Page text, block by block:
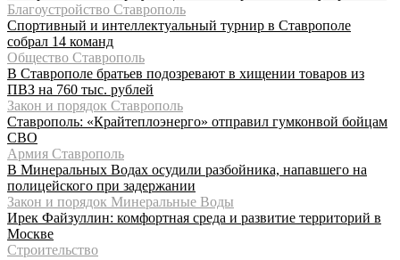
Благоустройство Ставрополь
Спортивный и интеллектуальный турнир в Ставрополе
собрал 14 команд
Общество Ставрополь
В Ставрополе братьев подозревают в хищении товаров из
ПВЗ на 760 тыс. рублей
Закон и порядок Ставрополь
Ставрополь: «Крайтеплоэнерго» отправил гумконвой бойцам
СВО
Армия Ставрополь
В Минеральных Водах осудили разбойника, напавшего на
полицейского при задержании
Закон и порядок Минеральные Воды
Ирек Файзуллин: комфортная среда и развитие территорий в
Москве
Строительство